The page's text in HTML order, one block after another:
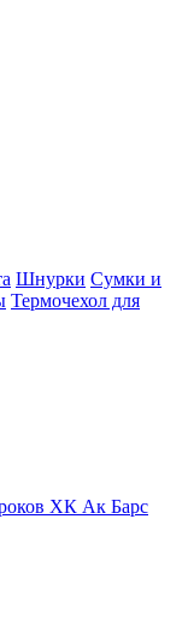
Шнурки Сумки и
Термочехол для
ХК Ак Барс